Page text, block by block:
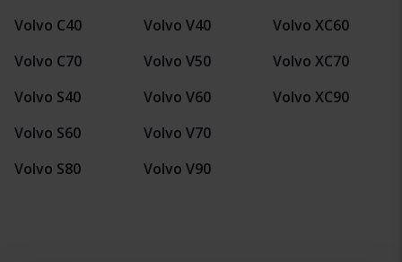
Volvo C40
Volvo C70
Volvo S40
Volvo S60
Volvo S80
Volvo V40
Volvo V50
Volvo V60
Volvo V70
Volvo V90
Volvo XC60
Volvo XC70
Volvo XC90